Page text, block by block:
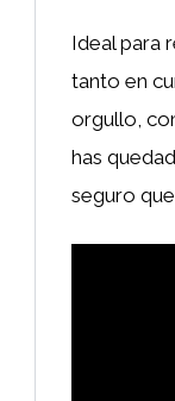
Ideal para
tanto en
orgullo,
has
seguro